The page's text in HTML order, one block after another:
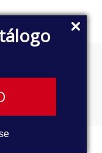
DE RÉ